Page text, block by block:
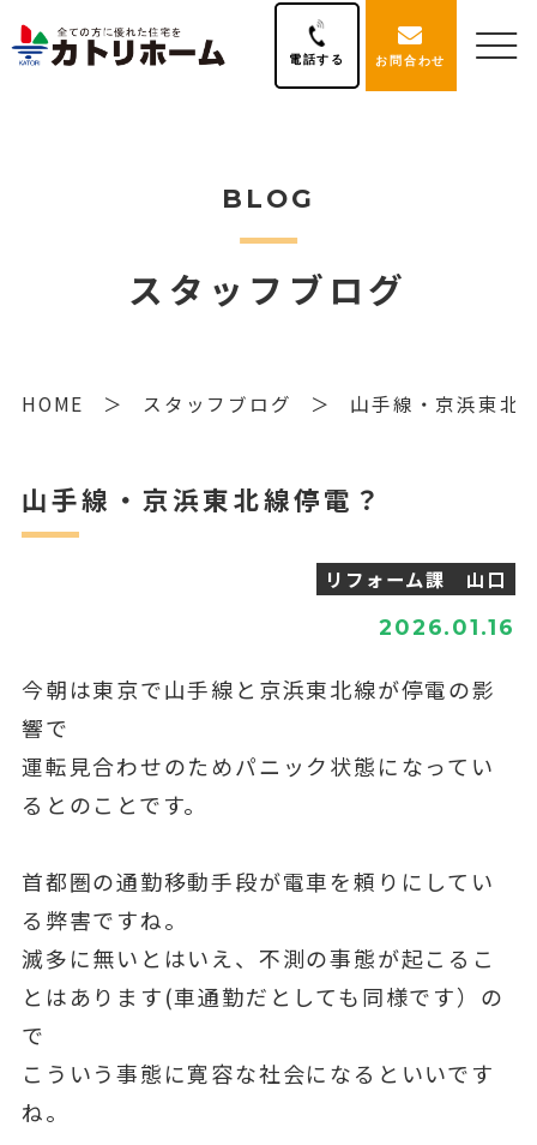
電話する お問合わせ
BLOG
スタッフブログ
HOME スタッフブログ 山手線・京浜東北
山手線・京浜東北線停電？
リフォーム課 山口
2026.01.16
今朝は東京で山手線と京浜東北線が停電の影
響で
運転見合わせのためパニック状態になってい
るとのことです。
首都圏の通勤移動手段が電車を頼りにしてい
る弊害ですね。
滅多に無いとはいえ、不測の事態が起こるこ
とはあります(車通勤だとしても同様です）の
で
こういう事態に寛容な社会になるといいです
ね。